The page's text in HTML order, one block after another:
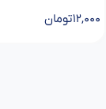
۱۲,۰۰۰تومان